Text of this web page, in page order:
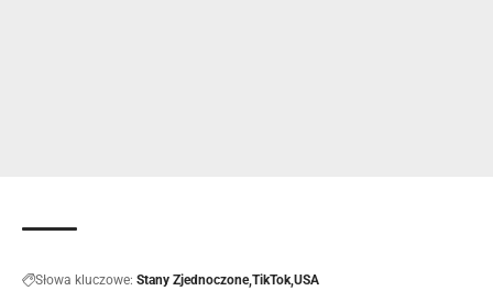
Słowa kluczowe: Stany Zjednoczone TikTok USA